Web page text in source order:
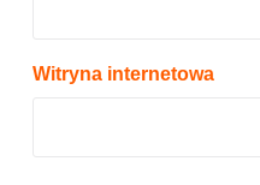
Witryna internetowa